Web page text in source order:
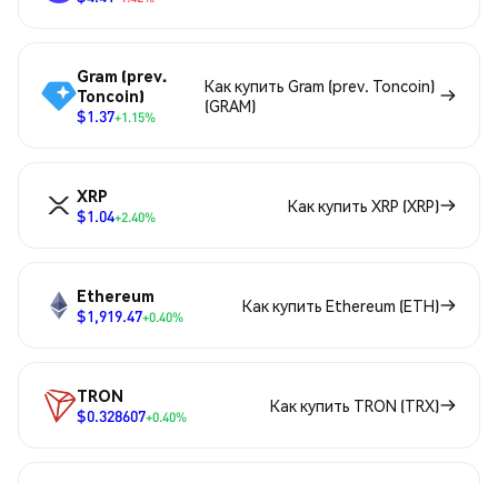
Gram (prev.
Toncoin)
$1.37+1.15%
Как купить Gram (prev. Toncoin)
(GRAM)
XRP
$1.04+2.40%
Как купить XRP (XRP)
Ethereum
$1,919.47+0.40%
Как купить Ethereum (ETH)
TRON
$0.328607+0.40%
Как купить TRON (TRX)